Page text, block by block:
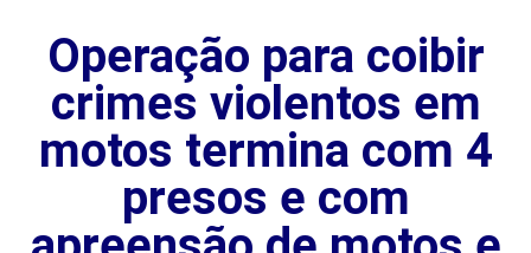
Operação para coibir
crimes violentos em
motos termina com 4
presos e com